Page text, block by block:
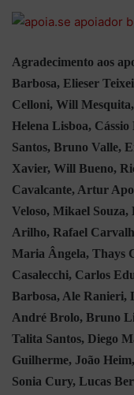
Agradecimento aos
Barbosa, Elieser
Celloni, Will
Helena Lisboa,
Santos, Bruno Valle,
Xavier, Will Bueno,
Cavalcante, Artur
Veloso, Mikael Souza,
Arilho, Rafael
Maria Ângela, Thays
Casalecchi, Carlos
Barbosa, Ale Ranieri,
André Brolo, Bruno
Talita Santos, Diego
Guilherme, João
Sonia Cury, Lucas